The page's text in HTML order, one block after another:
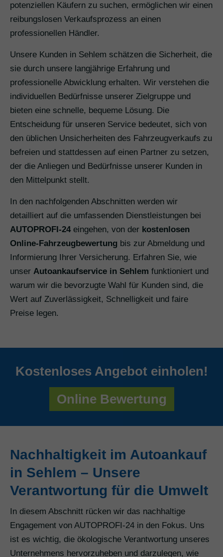
potenziellen Käufern zu suchen, ermöglichen wir einen
reibungslosen Verkaufsprozess an einen
professionellen Händler.
Unsere Kunden in Sehlem schätzen die Sicherheit, die
sie durch unsere langjährige Erfahrung und
professionelle Abwicklung erhalten. Wir verstehen die
individuellen Bedürfnisse unserer Zielgruppe und
bieten eine schnelle, bequeme Lösung. Die
Entscheidung für unseren Service bedeutet, sich von
den üblichen Unsicherheiten des Fahrzeugverkaufs zu
befreien und stattdessen auf einen Partner zu setzen,
der die Anliegen und Bedürfnisse unserer Kunden in
den Mittelpunkt stellt.
In den nachfolgenden Abschnitten werden wir
detailliert auf die umfassenden Dienstleistungen bei
AUTOPROFI-24eingehen, von der kostenlosen
Online-Fahrzeugbewertung bis zur Abmeldung und
Informierung Ihrer Versicherung. Erfahren Sie, wie
unser Autoankaufservice in Sehlem funktioniert und
warum wir die bevorzugte Wahl für Kunden sind, die
Wert auf Zuverlässigkeit, Schnelligkeit und faire
Preise legen.
Kostenloses Angebot einholen!
Online Bewertung
Nachhaltigkeit im Autoankauf
in Sehlem – Unsere
Verantwortung für die Umwelt
In diesem Abschnitt rücken wir das nachhaltige
Engagement von AUTOPROFI-24 in den Fokus. Uns
ist es wichtig, die ökologische Verantwortung unseres
Unternehmens hervorzuheben und darzulegen, wie